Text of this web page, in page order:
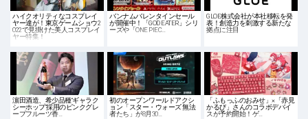
ハイクオリティなコスプレイ
ヤー達が！東京ゲームショウ2
022で見掛けた美人コスプレイ
ヤー特集！
バンナムバレンタインセール
が開催中！「GOD EATER」シリ
ーズや「ONE PIEC…
GLOE株式会社が本社移転を発
表！創造力を刺激する新たな
拠点に注目
濵田酒造、希少品種“ギャラク
シーホップ”採用のピンクグレ
ープフルーツ香…
初のオープンワールドアクシ
ョン「スター・ウォーズ 無法
者たち」が8月30…
「ふもっふのおみせ」×「赤見
かるび」さんのコラボデバイ
スが予約開始！ゲ…